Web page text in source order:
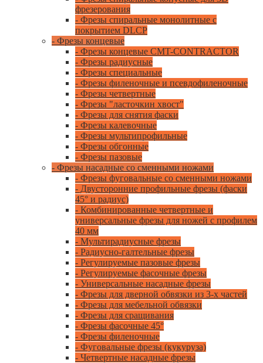
фрезерования
- Фрезы спиральные монолитные с
покрытием DLCP
- Фрезы концевые
- Фрезы концевые CMT-CONTRACTOR
- Фрезы радиусные
- Фрезы специальные
- Фрезы филеночные и псевдофиленочные
- Фрезы четвертные
- Фрезы "ласточкин хвост"
- Фрезы для снятия фаски
- Фрезы калевочные
- Фрезы мультипрофильные
- Фрезы обгонные
- Фрезы пазовые
- Фрезы насадные со сменными ножами
- Фрезы фуговальные со сменными ножами
- Двусторонние профильные фрезы (фаски
45° и радиус)
- Комбинированные четвертные и
универсальные фрезы для ножей с профилем
40 мм
- Мультирадиусные фрезы
- Радиусно-галтельные фрезы
- Регулируемые пазовые фрезы
- Регулируемые фасочные фрезы
- Универсальные насадные фрезы
- Фрезы для дверной обвязки из 3-х частей
- Фрезы для мебельной обвязки
- Фрезы для сращивания
- Фрезы фасочные 45°
- Фрезы филеночные
- Фуговальные фрезы (кукуруза)
- Четвертные насадные фрезы